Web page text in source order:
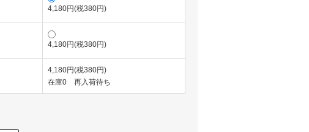
4,180円(税380円)
4,180円(税380円)
4,180円(税380円)
在庫0 再入荷待ち